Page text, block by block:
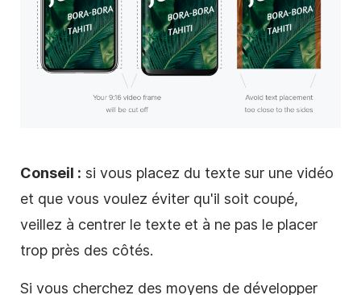
Conseil : si vous placez du texte sur une vidéo
et que vous voulez éviter qu'il soit coupé,
veillez à centrer le texte et à ne pas le placer
trop près des côtés.
Si vous cherchez des moyens de développer